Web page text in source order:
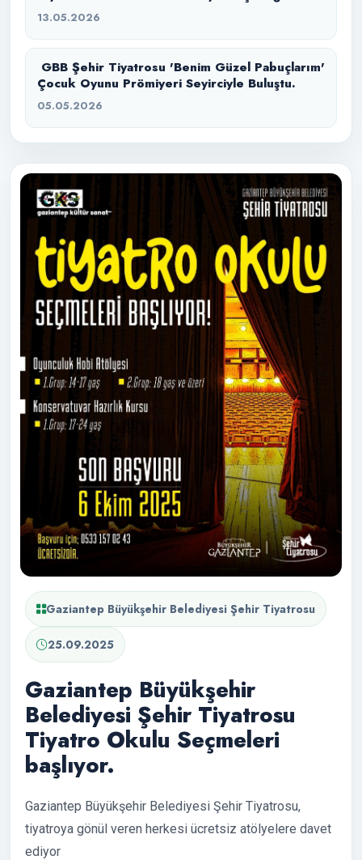
Gaziantep Büyükşehir Belediyesi Şehir Tiyatrosu
25.09.2025
Gaziantep Büyükşehir
Belediyesi Şehir Tiyatrosu
Tiyatro Okulu Seçmeleri
başlıyor.
Gaziantep Büyükşehir Belediyesi Şehir Tiyatrosu,
tiyatroya gönül veren herkesi ücretsiz atölyelere davet
ediyor
başlıyor.
13.05.2026
GBB Şehir Tiyatrosu 'Benim Güzel Pabuçlarım'
Çocuk Oyunu Prömiyeri Seyirciyle Buluştu.
05.05.2026